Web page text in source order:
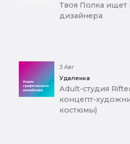
Твоя Полка ищет
дизайнера
3 Авг
Удаленка
Adult-студия
концепт-
костюмы)